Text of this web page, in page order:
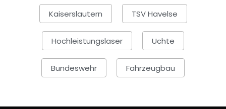
Kaiserslautern TSV Havelse
Hochleistungslaser Uchte
Bundeswehr Fahrzeugbau